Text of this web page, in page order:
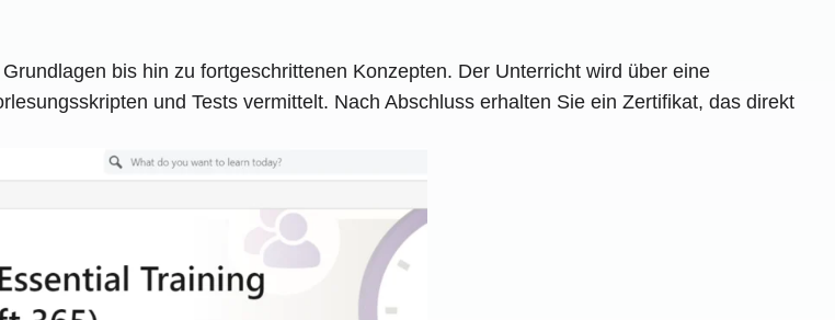
bis hin zu fortgeschrittenen Konzepten. Der Unterricht wird über eine
und Tests vermittelt. Nach Abschluss erhalten Sie ein Zertifikat, das direkt